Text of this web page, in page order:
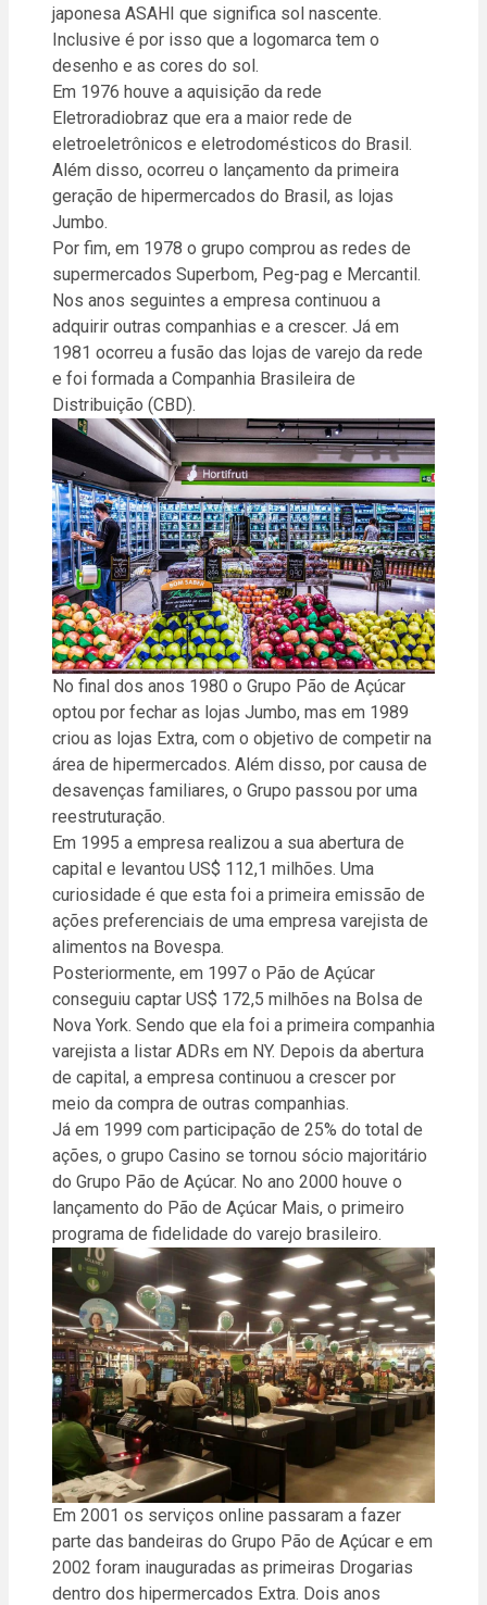
japonesa ASAHI que significa sol nascente.
Inclusive é por isso que a logomarca tem o
desenho e as cores do sol.
Em 1976 houve a aquisição da rede
Eletroradiobraz que era a maior rede de
eletroeletrônicos e eletrodomésticos do Brasil.
Além disso, ocorreu o lançamento da primeira
geração de hipermercados do Brasil, as lojas
Jumbo.
Por fim, em 1978 o grupo comprou as redes de
supermercados Superbom, Peg-pag e Mercantil.
Nos anos seguintes a empresa continuou a
adquirir outras companhias e a crescer. Já em
1981 ocorreu a fusão das lojas de varejo da rede
e foi formada a Companhia Brasileira de
Distribuição (CBD).
No final dos anos 1980 o Grupo Pão de Açúcar
optou por fechar as lojas Jumbo, mas em 1989
criou as lojas Extra, com o objetivo de competir na
área de hipermercados. Além disso, por causa de
desavenças familiares, o Grupo passou por uma
reestruturação.
Em 1995 a empresa realizou a sua abertura de
capital e levantou US$ 112,1 milhões. Uma
curiosidade é que esta foi a primeira emissão de
ações preferenciais de uma empresa varejista de
alimentos na Bovespa.
Posteriormente, em 1997 o Pão de Açúcar
conseguiu captar US$ 172,5 milhões na Bolsa de
Nova York. Sendo que ela foi a primeira companhia
varejista a listar ADRs em NY. Depois da abertura
de capital, a empresa continuou a crescer por
meio da compra de outras companhias.
Já em 1999 com participação de 25% do total de
ações, o grupo Casino se tornou sócio majoritário
do Grupo Pão de Açúcar. No ano 2000 houve o
lançamento do Pão de Açúcar Mais, o primeiro
programa de fidelidade do varejo brasileiro.
Em 2001 os serviços online passaram a fazer
parte das bandeiras do Grupo Pão de Açúcar e em
2002 foram inauguradas as primeiras Drogarias
dentro dos hipermercados Extra. Dois anos